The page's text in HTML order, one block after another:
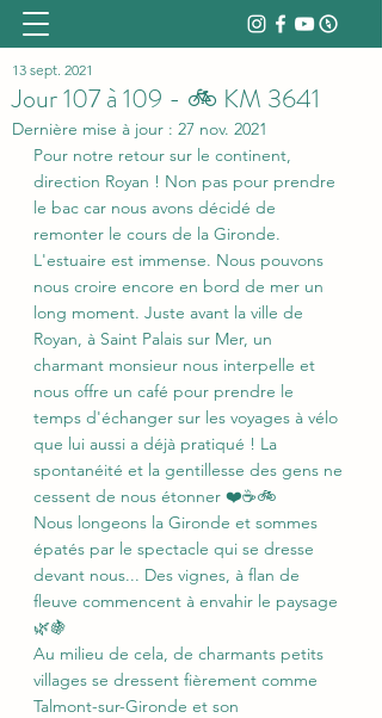
Jour 107 à 109 - 🚲 KM 3641
13 sept. 2021
Dernière mise à jour : 27 nov. 2021
Pour notre retour sur le continent,
direction Royan ! Non pas pour prendre
le bac car nous avons décidé de
remonter le cours de la Gironde.
L'estuaire est immense. Nous pouvons
nous croire encore en bord de mer un
long moment. Juste avant la ville de
Royan, à Saint Palais sur Mer, un
charmant monsieur nous interpelle et
nous offre un café pour prendre le
temps d'échanger sur les voyages à vélo
que lui aussi a déjà pratiqué ! La
spontanéité et la gentillesse des gens ne
cessent de nous étonner ❤️☕🚲
Nous longeons la Gironde et sommes
épatés par le spectacle qui se dresse
devant nous... Des vignes, à flan de
fleuve commencent à envahir le paysage
🌿🍇
Au milieu de cela, de charmants petits
villages se dressent fièrement comme
Talmont-sur-Gironde et son